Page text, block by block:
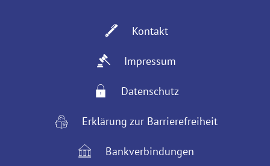
Kontakt
Impressum
Datenschutz
Erklärung zur Barrierefreiheit
Bankverbindungen